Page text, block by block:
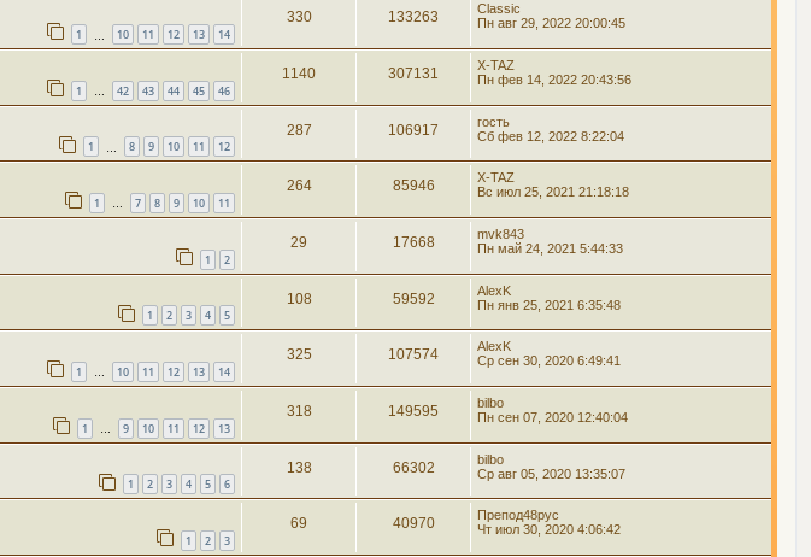
1 10 11 12 13 14
330 133263
Classic
Пн авг 29, 2022 20:00:45
1 … 42 43 44 45 46
1140 307131
X-TAZ
Пн фев 14, 2022 20:43:56
1 8 9 10 11 12
287 106917
гость
Сб фев 12, 2022 8:22:04
1 … 7 8 9 10 11
264 85946
X-TAZ
Вс июл 25, 2021 21:18:18
1 2
29 17668
mvk843
Пн май 24, 2021 5:44:33
1 2 3 4 5
108 59592
AlexK
Пн янв 25, 2021 6:35:48
1 … 10 11 12 13 14
325 107574
AlexK
Ср сен 30, 2020 6:49:41
1 9 10 11 12 13
318 149595
bilbo
Пн сен 07, 2020 12:40:04
1 2 3 4 5 6
138 66302
bilbo
Ср авг 05, 2020 13:35:07
1 2 3
69 40970
Препод48рус
Чт июл 30, 2020 4:06:42